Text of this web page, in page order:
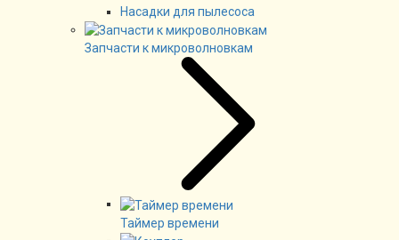
Насадки для пылесоса
Запчасти к микроволновкам
Таймер времени